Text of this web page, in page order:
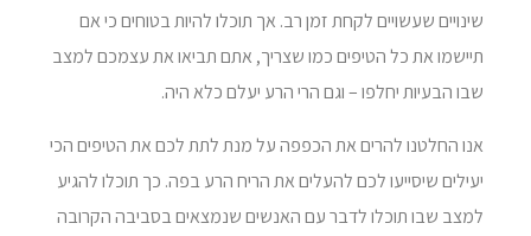
שינויים שעשויים לקחת זמן רב. אך תוכלו להיות בטוחים כי אם
תיישמו את כל הטיפים כמו שצריך, אתם תביאו את עצמכם למצב
שבו הבעיות יחלפו – וגם הרי הרע יעלם כלא היה.
אנו החלטנו להרים את הכפפה על מנת לתת לכם את הטיפים הכי
יעילים שיסייעו לכם להעלים את הריח הרע בפה. כך תוכלו להגיע
למצב שבו תוכלו לדבר עם האנשים שנמצאים בסביבה הקרובה